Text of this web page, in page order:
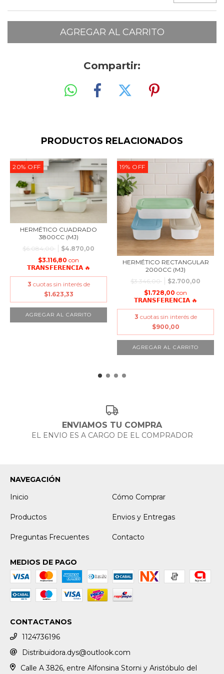
Compartir:
PRODUCTOS RELACIONADOS
20% OFF
HERMÉTICO CUADRADO
3800CC (MJ)
$6.084,00
$4.870,00
$3.116,80 con
𝗧𝗥𝗔𝗡𝗦𝗙𝗘𝗥𝗘𝗡𝗖𝗜𝗔 🔥
3 cuotas sin interés de
$1.623,33
19% OFF
HERMÉTICO RECTANGULAR
2000CC (MJ)
$3.346,00
$2.700,00
$1.728,00 con
𝗧𝗥𝗔𝗡𝗦𝗙𝗘𝗥𝗘𝗡𝗖𝗜𝗔 🔥
3 cuotas sin interés de
$900,00
ENVIAMOS TU COMPRA
EL ENVIO ES A CARGO DE EL COMPRADOR
NAVEGACIÓN
Inicio
Cómo Comprar
Productos Envios y Entregas
Preguntas Frecuentes Contacto
MEDIOS DE PAGO
CONTACTANOS
1124736196
Distribuidora.dys@outlook.com
Calle A 3826, entre Alfonsina Storni y Aristóbulo del